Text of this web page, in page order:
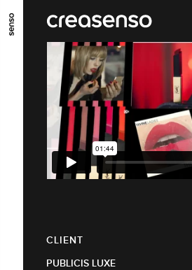
ALLER AU CONTENU PRINCIPAL
ALLER AU MENU PRINCIPAL
ALLER EN BAS DE PAGE
CLIENT
PUBLICIS LUXE